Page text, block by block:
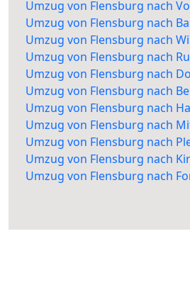
Umzug von Flensburg nach
Umzug von Flensburg nach
Umzug von Flensburg nach
Umzug von Flensburg nach
Umzug von Flensburg nach
Umzug von Flensburg nach
Umzug von Flensburg nach
Umzug von Flensburg nach
Umzug von Flensburg nach
Umzug von Flensburg nach
Umzug von Flensburg nach